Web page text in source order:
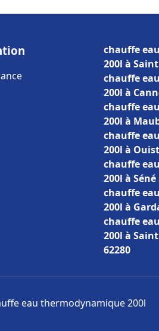
chauffe
200l à
chauffe
200l à
chauffe
200l à
chauffe
200l à
chauffe
200l à Séné
chauffe
200l à
chauffe
200l à
62280
eau thermodynamique 200l